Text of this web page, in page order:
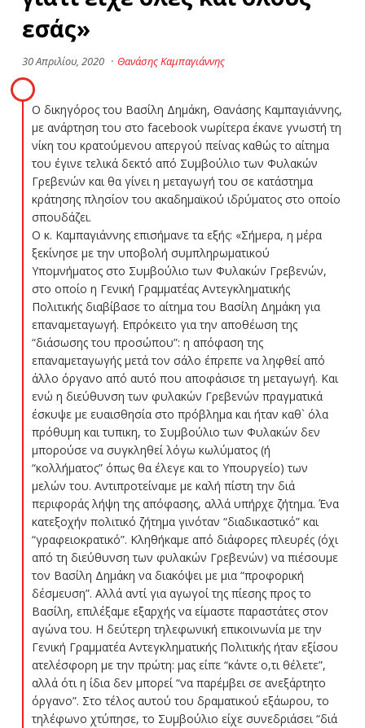
εσάς»
30 Απριλίου, 2020 · Θανάσης Καμπαγιάννης
Ο δικηγόρος του Βασίλη Δημάκη, Θανάσης Καμπαγιάννης,
με ανάρτηση του στο facebook νωρίτερα έκανε γνωστή τη
νίκη του κρατούμενου απεργού πείνας καθώς το αίτημα
του έγινε τελικά δεκτό από Συμβούλιο των Φυλακών
Γρεβενών και θα γίνει η μεταγωγή του σε κατάστημα
κράτησης πλησίον του ακαδημαϊκού ιδρύματος στο οποίο
σπουδάζει.
Ο κ. Καμπαγιάννης επισήμανε τα εξής: «Σήμερα, η μέρα
ξεκίνησε με την υποβολή συμπληρωματικού
Υπομνήματος στο Συμβούλιο των Φυλακών Γρεβενών,
στο οποίο η Γενική Γραμματέας Αντεγκληματικής
Πολιτικής διαβίβασε το αίτημα του Βασίλη Δημάκη για
επαναμεταγωγή. Επρόκειτο για την αποθέωση της
“διάσωσης του προσώπου”: η απόφαση της
επαναμεταγωγής μετά τον σάλο έπρεπε να ληφθεί από
άλλο όργανο από αυτό που αποφάσισε τη μεταγωγή. Και
ενώ η διεύθυνση των φυλακών Γρεβενών πραγματικά
έσκυψε με ευαισθησία στο πρόβλημα και ήταν καθ` όλα
πρόθυμη και τυπικη, το Συμβούλιο των Φυλακών δεν
μπορούσε να συγκληθεί λόγω κωλύματος (ή
“κολλήματος” όπως θα έλεγε και το Υπουργείο) των
μελών του. Αντιπροτείναμε με καλή πίστη την διά
περιφοράς λήψη της απόφασης, αλλά υπήρχε ζήτημα. Ένα
κατεξοχήν πολιτικό ζήτημα γινόταν “διαδικαστικό” και
“γραφειοκρατικό”. Κληθήκαμε από διάφορες πλευρές (όχι
από τη διεύθυνση των φυλακών Γρεβενών) να πιέσουμε
τον Βασίλη Δημάκη να διακόψει με μια “προφορική
δέσμευση”. Αλλά αντί για αγωγοί της πίεσης προς το
Βασίλη, επιλέξαμε εξαρχής να είμαστε παραστάτες στον
αγώνα του. Η δεύτερη τηλεφωνική επικοινωνία με την
Γενική Γραμματέα Αντεγκληματικής Πολιτικής ήταν εξίσου
ατελέσφορη με την πρώτη: μας είπε “κάντε ο,τι θέλετε”,
αλλά ότι η ίδια δεν μπορεί “να παρέμβει σε ανεξάρτητο
όργανο”. Στο τέλος αυτού του δραματικού εξάωρου, το
τηλέφωνο χτύπησε, το Συμβούλιο είχε συνεδριάσει “διά